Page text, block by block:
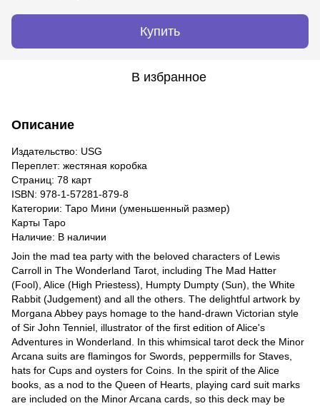
Купить
В избранное
Описание
Издательство: USG
Переплет: жестяная коробка
Страниц: 78 карт
ISBN: 978-1-57281-879-8
Категории: Таро Мини (уменьшенный размер)
Карты Таро
Наличие: В наличии
Join the mad tea party with the beloved characters of Lewis
Carroll in The Wonderland Tarot, including The Mad Hatter
(Fool), Alice (High Priestess), Humpty Dumpty (Sun), the White
Rabbit (Judgement) and all the others. The delightful artwork by
Morgana Abbey pays homage to the hand-drawn Victorian style
of Sir John Tenniel, illustrator of the first edition of Alice's
Adventures in Wonderland. In this whimsical tarot deck the Minor
Arcana suits are flamingos for Swords, peppermills for Staves,
hats for Cups and oysters for Coins. In the spirit of the Alice
books, as a nod to the Queen of Hearts, playing card suit marks
are included on the Minor Arcana cards, so this deck may be